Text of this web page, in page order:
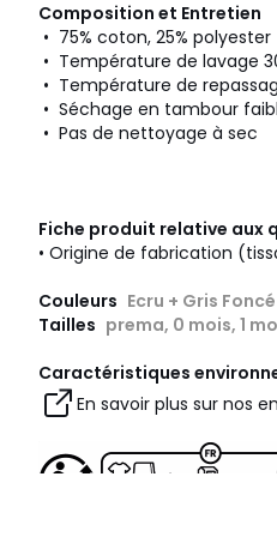
Composition et Entretien
• 75% coton, 25% polyester
• Température de lavage
• Température de
• Séchage en tambour
• Pas de nettoyage à sec
Fiche produit relative aux
• Origine de fabrication
Couleurs Ecru + Gris Foncé
Tailles prema, 0 mois, 1
Caractéristiques
En savoir plus sur nos